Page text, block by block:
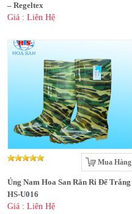
– Regeltex
Giá : Liên Hệ
Mua Hàng
Ủng Nam Hoa San Răn Ri Đế Trắng
HS-U016
Giá : Liên Hệ